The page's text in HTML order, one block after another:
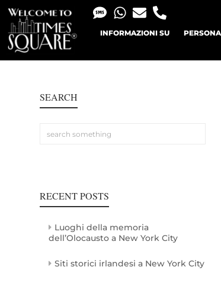
INFORMAZIONI SU
SEARCH
RECENT POSTS
Luoghi della memoria
dell’Olocausto a New York City
Siti storici irlandesi a New York City